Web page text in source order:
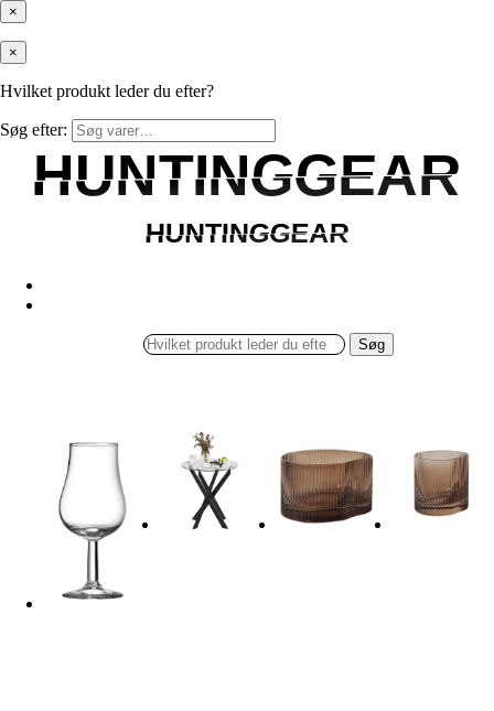
×
×
Hvilket produkt leder du efter?
Søg efter:
HUNTINGGEAR
HUNTINGGEAR
HUNTINGGEAR
HUNTINGGEAR
Søg